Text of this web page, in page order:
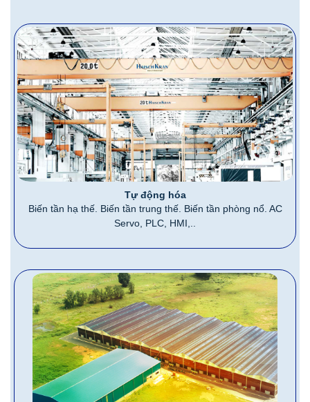
Tự động hóa
Biến tần hạ thế. Biến tần trung thế. Biến tần phòng nổ. AC
Servo, PLC, HMI,..